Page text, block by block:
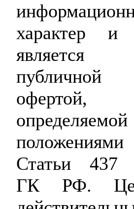
характер и
является
публичной
офертой,
определяемой
положениями
Статьи 437
ГК РФ.